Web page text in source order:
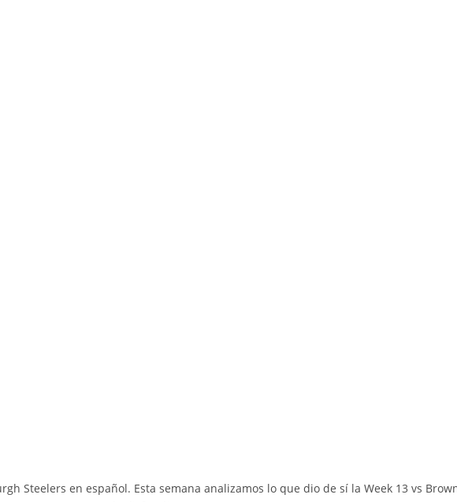
Steelers en español. Esta semana analizamos lo que dio de sí la Week 13 vs